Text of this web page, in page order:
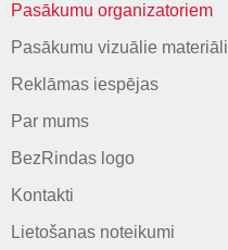
Pasākumu organizatoriem
Pasākumu vizuālie materiāli
Reklāmas iespējas
Par mums
BezRindas logo
Kontakti
Lietošanas noteikumi